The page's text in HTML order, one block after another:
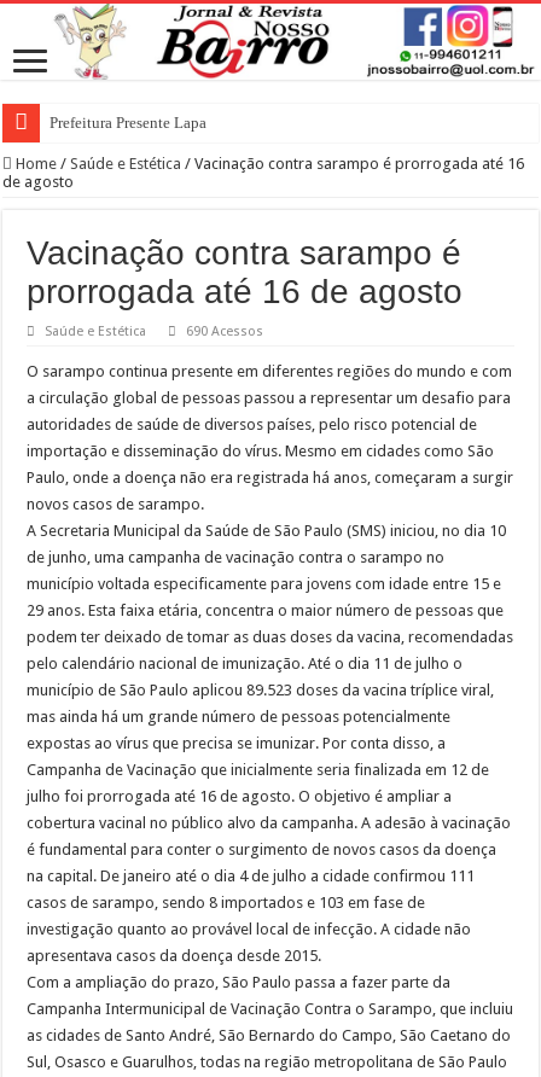
Prefeitura Presente Lapa
Home / Saúde e Estética / Vacinação contra sarampo é prorrogada até 16
de agosto
Vacinação contra sarampo é
prorrogada até 16 de agosto
Saúde e Estética 690 Acessos
O sarampo continua presente em diferentes regiões do mundo e com
a circulação global de pessoas passou a representar um desafio para
autoridades de saúde de diversos países, pelo risco potencial de
importação e disseminação do vírus. Mesmo em cidades como São
Paulo, onde a doença não era registrada há anos, começaram a surgir
novos casos de sarampo.
A Secretaria Municipal da Saúde de São Paulo (SMS) iniciou, no dia 10
de junho, uma campanha de vacinação contra o sarampo no
município voltada especificamente para jovens com idade entre 15 e
29 anos. Esta faixa etária, concentra o maior número de pessoas que
podem ter deixado de tomar as duas doses da vacina, recomendadas
pelo calendário nacional de imunização. Até o dia 11 de julho o
município de São Paulo aplicou 89.523 doses da vacina tríplice viral,
mas ainda há um grande número de pessoas potencialmente
expostas ao vírus que precisa se imunizar. Por conta disso, a
Campanha de Vacinação que inicialmente seria finalizada em 12 de
julho foi prorrogada até 16 de agosto. O objetivo é ampliar a
cobertura vacinal no público alvo da campanha. A adesão à vacinação
é fundamental para conter o surgimento de novos casos da doença
na capital. De janeiro até o dia 4 de julho a cidade confirmou 111
casos de sarampo, sendo 8 importados e 103 em fase de
investigação quanto ao provável local de infecção. A cidade não
apresentava casos da doença desde 2015.
Com a ampliação do prazo, São Paulo passa a fazer parte da
Campanha Intermunicipal de Vacinação Contra o Sarampo, que incluiu
as cidades de Santo André, São Bernardo do Campo, São Caetano do
Sul, Osasco e Guarulhos, todas na região metropolitana de São Paulo